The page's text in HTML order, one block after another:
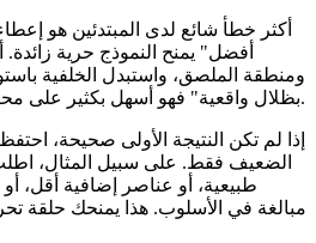
أكثر خطأ شائع لدى المبتدئين هو
أفضل" يمنح النموذج حرية
ومنطقة الملصق، واستبدل الخلفية
بظلال واقعية" فهو أسهل بكثير على محرّر الذكاء الاصطناعي اتباعه.
إذا لم تكن النتيجة الأولى صحيحة،
الضعيف فقط. على سبيل المثال، اطلب
طبيعية، أو عناصر إضافية أقل،
مبالغة في الأسلوب. هذا يمنحك حلقة